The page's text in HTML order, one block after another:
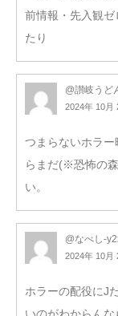
前情報・先入観
たり
@讃岐うど
2024年 10月
つまらないホラ
らまだ(※恐怖の
い。
@なべし-
2024年 10月
ホラーの配役にJ
いのがわからんな